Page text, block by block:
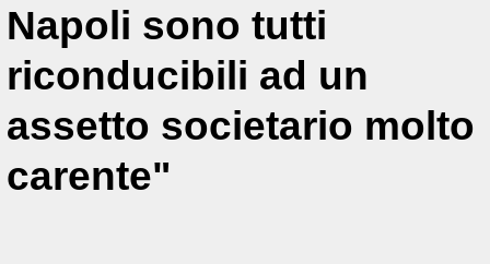
Napoli sono tutti
riconducibili ad un
assetto societario molto
carente"